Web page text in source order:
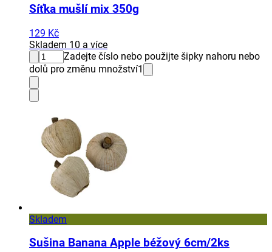
Síťka mušlí mix 350g
129 Kč
Skladem 10 a více
Zadejte číslo nebo použijte šipky nahoru nebo
dolů pro změnu množství1
Skladem
Sušina Banana Apple béžový 6cm/2ks